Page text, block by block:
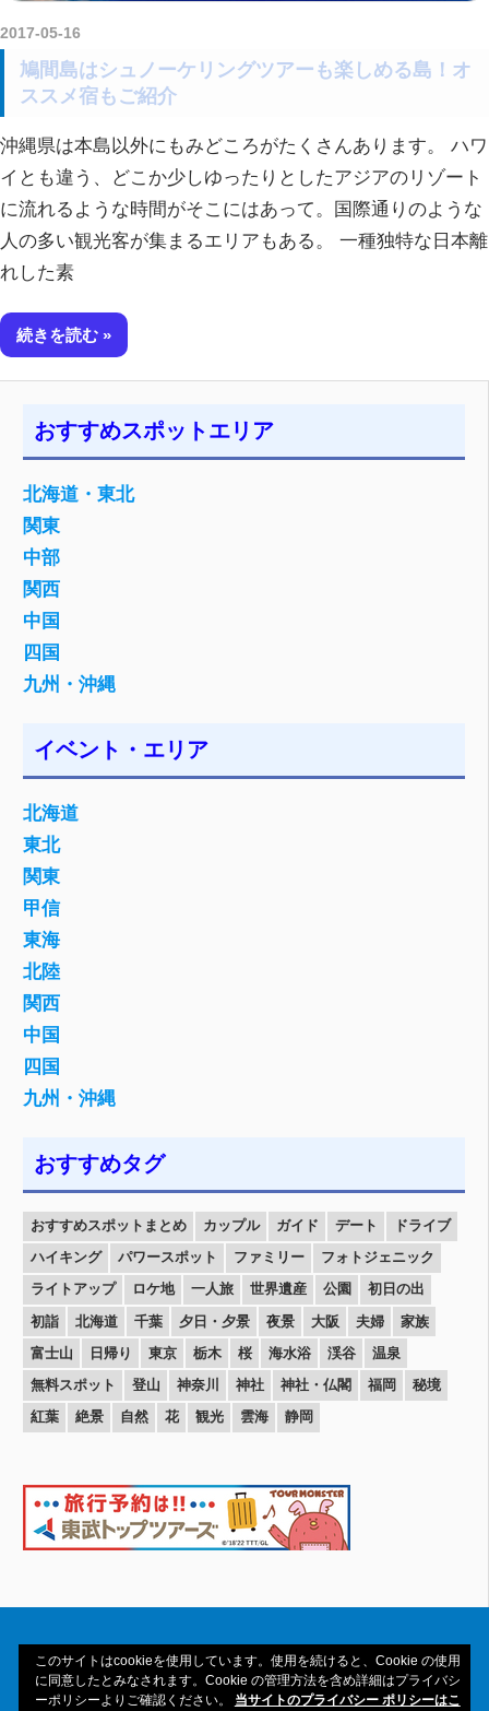
2017-05-16
鳩間島はシュノーケリングツアーも楽しめる島！オ
ススメ宿もご紹介
沖縄県は本島以外にもみどころがたくさんあります。 ハワ
イとも違う、どこか少しゆったりとしたアジアのリゾート
に流れるような時間がそこにはあって。国際通りのような
人の多い観光客が集まるエリアもある。 一種独特な日本離
れした素
続きを読む
おすすめスポットエリア
北海道・東北
関東
中部
関西
中国
四国
九州・沖縄
イベント・エリア
北海道
東北
関東
甲信
東海
北陸
関西
中国
四国
九州・沖縄
おすすめタグ
おすすめスポットまとめ カップル ガイド デート
ドライブ
ハイキング
パワースポット ファミリー
フォトジェニック
ライトアップ
ロケ地 一人旅 世界遺産 公園
初日の出
初詣
北海道 千葉 夕日・夕景 夜景 大阪 夫婦
家族
富士山
日帰り 東京 栃木 桜 海水浴 渓谷
温泉
無料スポット
登山 神奈川 神社 神社・仏閣 福岡
秘境
紅葉
絶景 自然 花 観光 雲海 静岡
Copyright© 2016-2026amAtavi All Rights
このサイトはcookieを使用しています。使用を続けると、Cookie の使用
に同意したとみなされます。Cookie の管理方法を含め詳細はプライバシ
ーポリシーよりご確認ください。 当サイトのプライバシー ポリシーはこ